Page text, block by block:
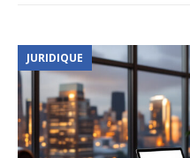
JURIDIQUE